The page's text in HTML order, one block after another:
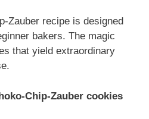
Zauber recipe is designed
bakers. The magic
that yield extraordinary
Chip-Zauber cookies